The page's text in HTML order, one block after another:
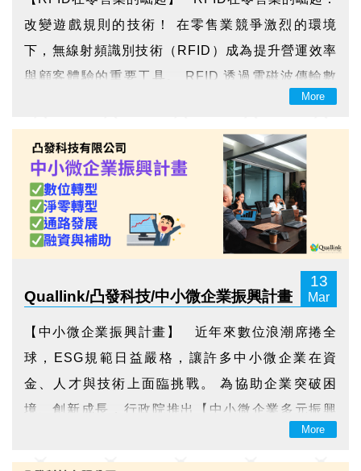
改變遊戲規則的技術！ 在零售業競爭激烈的環境
下，無線射頻識別技術（RFID）成為提升營運效率
與顧客體驗的重要工具。 RFID 透過電磁波傳輸數
據，可快速識別與追蹤物品，較傳統條碼技術更具
優勢。 RFID 在零售業的應用 1. 庫存管理與供...
More
Quallink/凸發科技/中小微企業振興計畫
13
Mar
【中小微企業振興計畫】 近年來數位浪潮席捲全
球，ESG規範日益嚴格，讓許多中小微企業在資
金、人才與技術上面臨挑戰。 為協助企業突破困
境、創新成長，行政院推出【中小微企業多元振興
發展計畫】。 透過 數位轉型、淨零轉型、通路發展
三大策略，搭配普惠金融、租稅優惠及額外信保額
More